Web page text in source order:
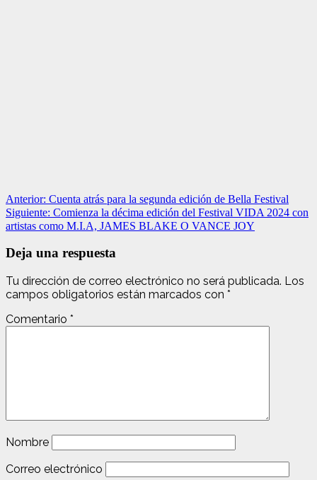
Navegación
de
Anterior: Cuenta atrás para la segunda edición de Bella Festival
Siguiente: Comienza la décima edición del Festival VIDA 2024 con
artistas como M.I.A, JAMES BLAKE O VANCE JOY
Deja una respuesta
Tu dirección de correo electrónico no será publicada. Los
campos obligatorios están marcados con *
Comentario *
Nombre
Correo electrónico